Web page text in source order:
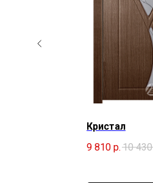
Кристал
9 810 р. 10 430